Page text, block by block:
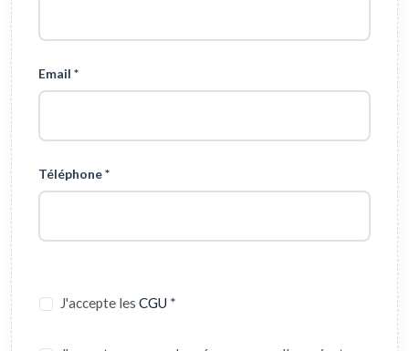
Email *
Téléphone *
J'accepte les CGU *